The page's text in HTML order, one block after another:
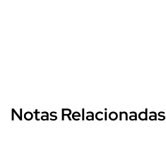
Notas Relacionadas